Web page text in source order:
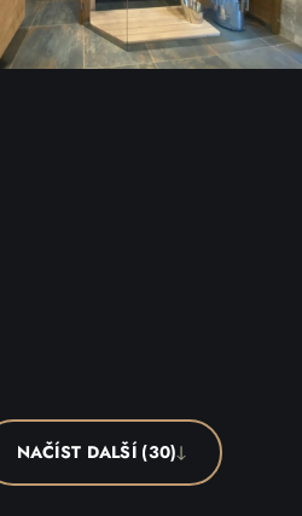
NAČÍST DALŠÍ (30)